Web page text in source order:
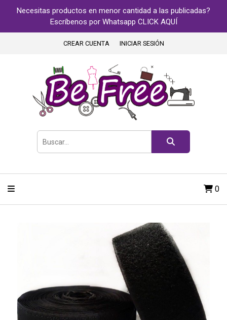
Necesitas productos en menor cantidad a las publicadas?
Escríbenos por Whatsapp CLICK AQUÍ
CREAR CUENTA INICIAR SESIÓN
0